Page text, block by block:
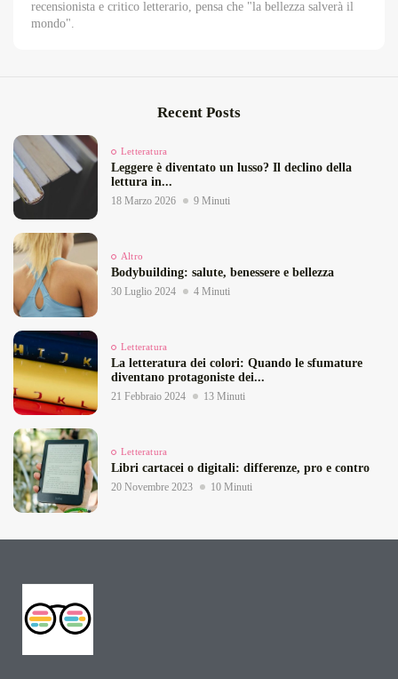
recensionista e critico letterario, pensa che "la bellezza salverà il
mondo".
Recent Posts
Letteratura
Leggere è diventato un lusso? Il declino della
lettura in...
18 Marzo 2026 9 Minuti
Altro
Bodybuilding: salute, benessere e bellezza
30 Luglio 2024 4 Minuti
Letteratura
La letteratura dei colori: Quando le sfumature
diventano protagoniste dei...
21 Febbraio 2024 13 Minuti
Letteratura
Libri cartacei o digitali: differenze, pro e contro
20 Novembre 2023 10 Minuti